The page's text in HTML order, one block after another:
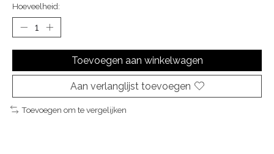
Hoeveelheid:
Toevoegen aan winkelwagen
Aan verlanglijst toevoegen
Toevoegen om te vergelijken